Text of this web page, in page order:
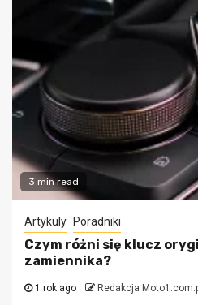
3 min read
Artykuly Poradniki
Czym różni się klucz
zamiennika?
1 rok ago Redakcja